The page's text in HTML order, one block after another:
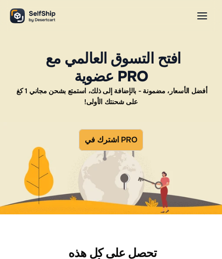
عضوية PRO
أفضل الأسعار، مضمونة - بالإضافة إلى ذلك، استمتع بشحن مجاني 1 كغ
على شحنتك الأولى!
اشترك في PRO